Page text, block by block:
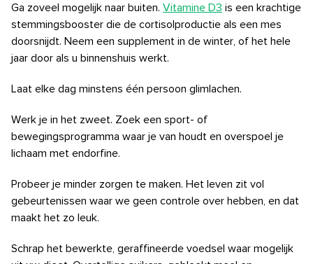
Ga zoveel mogelijk naar buiten. Vitamine D3 is een krachtige
stemmingsbooster die de cortisolproductie als een mes
doorsnijdt. Neem een ​​supplement in de winter, of het hele
jaar door als u binnenshuis werkt.
Laat elke dag minstens één persoon glimlachen.
Werk je in het zweet. Zoek een sport- of
bewegingsprogramma waar je van houdt en overspoel je
lichaam met endorfine.
Probeer je minder zorgen te maken. Het leven zit vol
gebeurtenissen waar we geen controle over hebben, en dat
maakt het zo leuk.
Schrap het bewerkte, geraffineerde voedsel waar mogelijk